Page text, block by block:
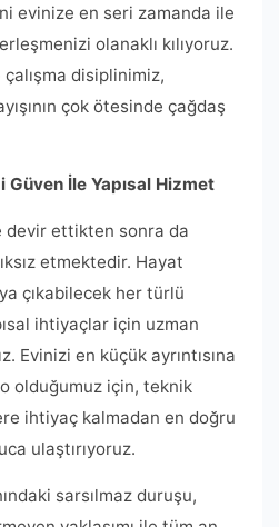
evinize en seri zamanda ile
olanaklı kılıyoruz.
disiplinimiz,
çok ötesinde çağdaş
Güven İle Yapısal Hizmet
devir ettikten sonra da
etmektedir. Hayat
çıkabilecek her türlü
ihtiyaçlar için uzman
Evinizi en küçük ayrıntısına
olduğumuz için, teknik
ihtiyaç kalmadan en doğru
ulaştırıyoruz.
sarsılmaz duruşu,